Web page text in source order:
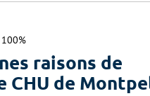
100%
raisons de
CHU de